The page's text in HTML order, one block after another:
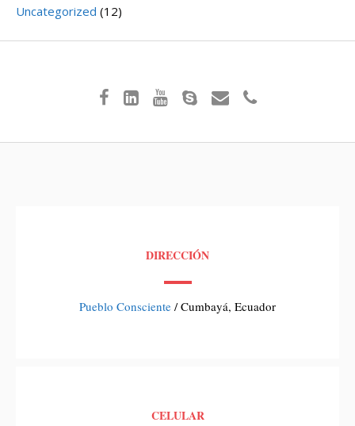
Uncategorized (12)
DIRECCIÓN
Pueblo Consciente / Cumbayá, Ecuador
CELULAR